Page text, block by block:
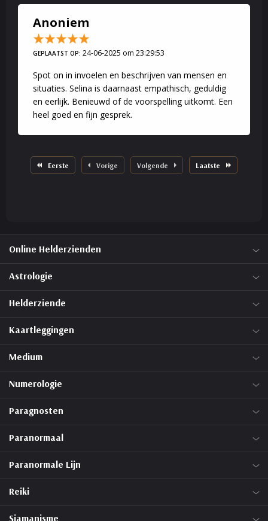
Anoniem
GEPLAATST OP: 24-06-2025 om 23:29:53
Spot on in invoelen en beschrijven van mensen en
situaties. Selina is daarnaast empathisch, geduldig
en eerlijk. Benieuwd of de voorspelling uitkomt. Een
heel goed en fijn gesprek.
Eerste Vorige Volgende Laatste
Online Helderzienden
Astrologie
Helderziende
Kaartleggingen
Medium
Numerologie
Paragnosten
Paranormaal
Paranormale Lijn
Reiki
Sjamanisme